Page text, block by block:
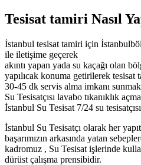
Tesisat tamiri Nasıl
İstanbul tesisat tamiri için
ile iletişime geçerek
akıntı yapan yada su kaçağı olan
yapılıcak konuma getirilerek tesisat
30-45 dk servis alma imkanı
Su Tesisatçısı lavabo tıkanıklık
İstanbul Su Tesisat 7/24 su
İstanbul Su Tesisatçı olarak her
başarımızın arkasında yatan
kadromuz , Su Tesisat işlerinde
dürüst çalışma prensibidir.